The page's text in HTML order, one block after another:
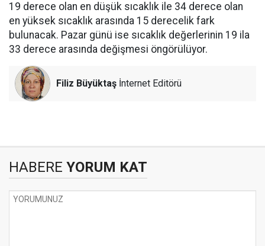
19 derece olan en düşük sıcaklık ile 34 derece olan
en yüksek sıcaklık arasında 15 derecelik fark
bulunacak. Pazar günü ise sıcaklık değerlerinin 19 ila
33 derece arasında değişmesi öngörülüyor.
Filiz Büyüktaş İnternet Editörü
HABERE YORUM KAT